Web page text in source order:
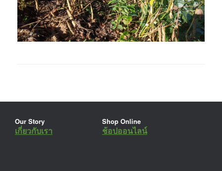
Our Story
เกี่ยวกับเรา
Shop Online
ช้อปออนไลน์